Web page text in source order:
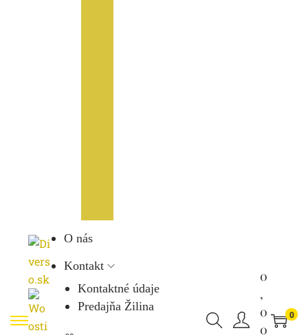
O nás
Kontakt
Kontaktné údaje
Predajňa Žilina
0
,
0
0
0